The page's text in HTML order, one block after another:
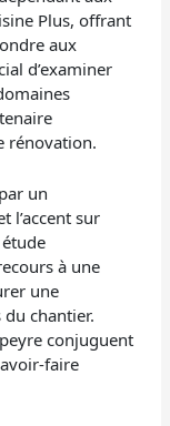
Plus, offrant
aux
d’examiner
rénovation.
un
l’accent sur
à une
une
chantier.
conjuguent
faire